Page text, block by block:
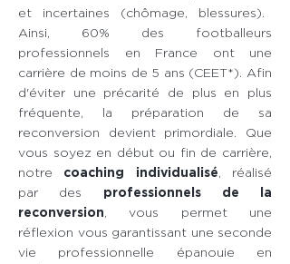
et incertaines (chômage, blessures).
Ainsi, 60% des footballeurs
professionnels en France ont une
carrière de moins de 5 ans (CEET*). Afin
d'éviter une précarité de plus en plus
fréquente, la préparation de sa
reconversion devient primordiale. Que
vous soyez en début ou fin de carrière,
notre coaching individualisé , réalisé
par des professionnels de la
reconversion , vous permet une
réflexion vous garantissant une seconde
vie professionnelle épanouie en